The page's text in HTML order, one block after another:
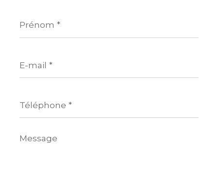
*
mail
*
Message
*